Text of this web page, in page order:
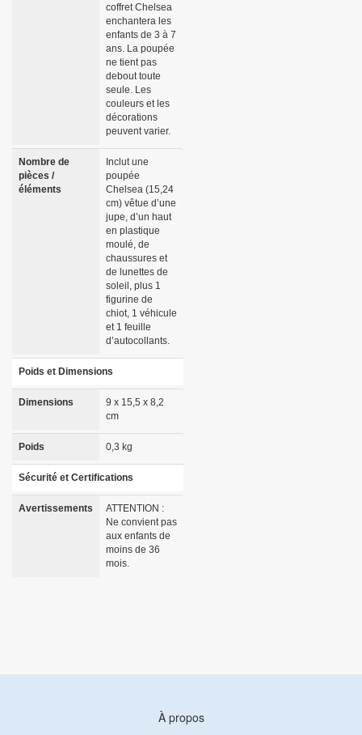
coffret Chelsea
enchantera les
enfants de 3 à 7
ans. La poupée
ne tient pas
debout toute
seule. Les
couleurs et les
décorations
peuvent varier.
Nombre de
pièces /
éléments
Inclut une
poupée
Chelsea (15,24
cm) vêtue d’une
jupe, d’un haut
en plastique
moulé, de
chaussures et
de lunettes de
soleil, plus 1
figurine de
chiot, 1 véhicule
et 1 feuille
d’autocollants.
Poids et Dimensions
Dimensions
9 x 15,5 x 8,2
cm
Poids 0,3 kg
Sécurité et Certifications
Avertissements
ATTENTION :
Ne convient pas
aux enfants de
moins de 36
mois.
À propos